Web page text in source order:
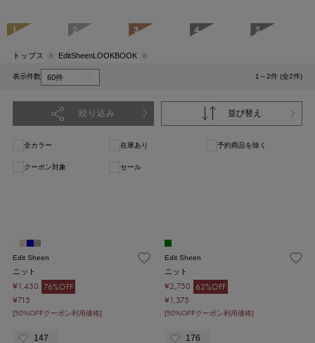
1 2 3 4 5
トップス EditSheenLOOKBOOK
表示件数 1～2件 (全2件)
絞り込み 並び替え
全カラー 在庫あり 予約商品を除く
クーポン対象 セール
Edit Sheen
ニット
¥1,430 76%OFF
¥715
[50%OFFクーポン利用価格]
147
Edit Sheen
ニット
¥2,750 62%OFF
¥1,375
[50%OFFクーポン利用価格]
176